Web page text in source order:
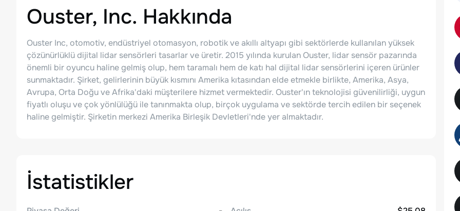
Ouster, Inc. Hakkında
Ouster Inc, otomotiv, endüstriyel otomasyon, robotik ve akıllı altyapı gibi sektörlerde kullanılan yüksek
çözünürlüklü dijital lidar sensörleri tasarlar ve üretir. 2015 yılında kurulan Ouster, lidar sensör pazarında
önemli bir oyuncu haline gelmiş olup, hem taramalı hem de katı hal dijital lidar sensörlerini içeren ürünler
sunmaktadır. Şirket, gelirlerinin büyük kısmını Amerika kıtasından elde etmekle birlikte, Amerika, Asya,
Avrupa, Orta Doğu ve Afrika'daki müşterilere hizmet vermektedir. Ouster'ın teknolojisi güvenilirliği, uygun
fiyatlı oluşu ve çok yönlülüğü ile tanınmakta olup, birçok uygulama ve sektörde tercih edilen bir seçenek
haline gelmiştir. Şirketin merkezi Amerika Birleşik Devletleri'nde yer almaktadır.
İstatistikler